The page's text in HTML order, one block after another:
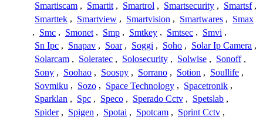
Smartiscam , Smartit , Smartrol , Smartsecurity , Smartsf ,
Smarttek , Smartview , Smartvision , Smartwares , Smax
, Smc , Smonet , Smp , Smtkey , Smtsec , Smvi ,
Sn Ipc , Snapav , Soar , Soggi , Soho , Solar Ip Camera ,
Solarcam , Soleratec , Solosecurity , Solwise , Sonoff ,
Sony , Soohao , Soospy , Sorrano , Sotion , Soullife ,
Sovmiku , Sozo , Space Technology , Spacetronik ,
Sparklan , Spc , Speco , Sperado Cctv , Spetslab ,
Spider , Spigen , Spotai , Spotcam , Sprint Cctv ,